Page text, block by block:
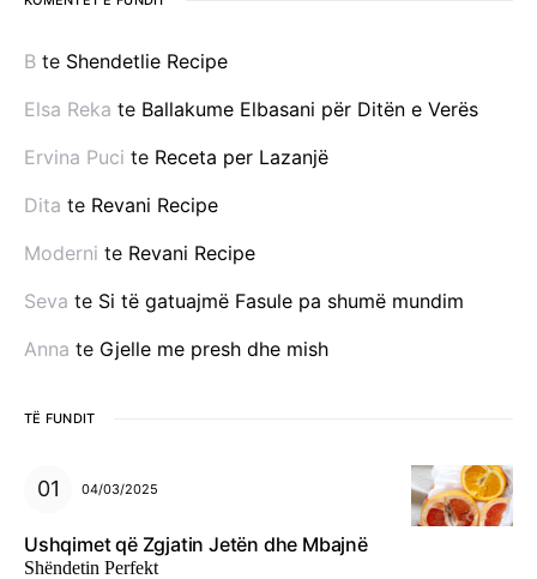
B te Shendetlie Recipe
Elsa Reka te Ballakume Elbasani për Ditën e Verës
Ervina Puci te Receta per Lazanjë
Dita te Revani Recipe
Moderni te Revani Recipe
Seva te Si të gatuajmë Fasule pa shumë mundim
Anna te Gjelle me presh dhe mish
TË FUNDIT
04/03/2025
Ushqimet që Zgjatin Jetën dhe Mbajnë
Shëndetin Perfekt